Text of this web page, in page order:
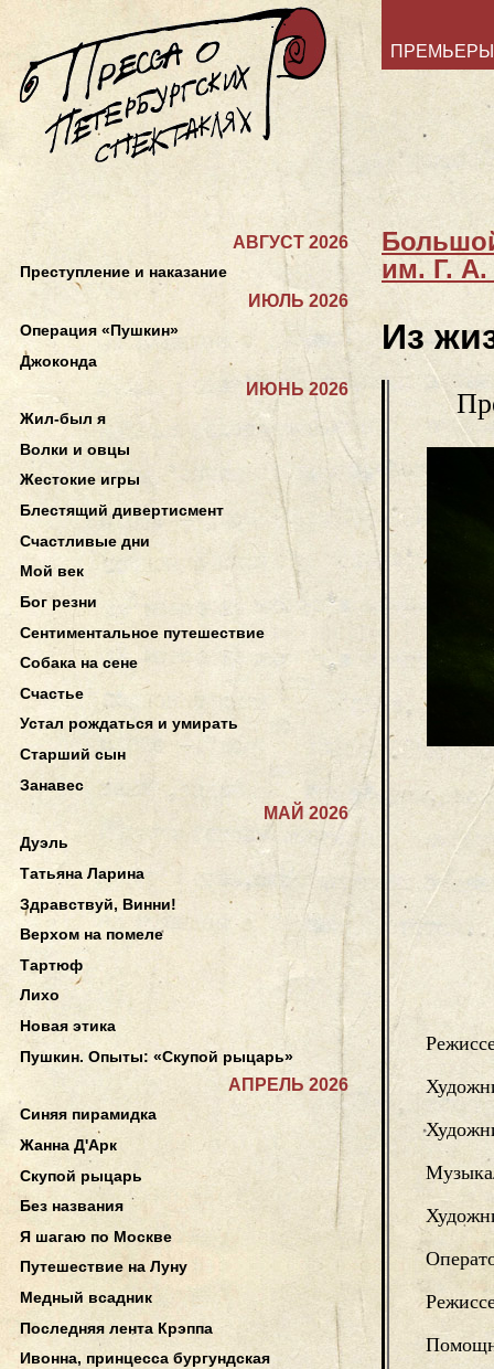
ПРЕМЬЕРЫ
им. Г. А.
Из
АВГУСТ 2026
Преступление и наказание
ИЮЛЬ 2026
Операция «Пушкин»
Джоконда
ИЮНЬ 2026
Жил-был я
Волки и овцы
Жестокие игры
Блестящий дивертисмент
Счастливые дни
Мой век
Бог резни
Сентиментальное путешествие
Собака на сене
Счастье
Устал рождаться и умирать
Старший сын
Занавес
МАЙ 2026
Дуэль
Татьяна Ларина
Здравствуй, Винни!
Верхом на помеле
Тартюф
Лихо
Новая этика
Пушкин. Опыты: «Скупой рыцарь»
АПРЕЛЬ 2026
Синяя пирамидка
Жанна Д'Арк
Скупой рыцарь
Без названия
Я шагаю по Москве
Путешествие на Луну
Медный всадник
Последняя лента Крэппа
Ивонна, принцесса бургундская